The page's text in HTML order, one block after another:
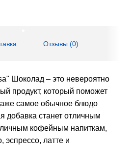
Отзывы (0)
Шоколад – это невероятно
продукт, который поможет
самое обычное блюдо
добавка станет отличным
кофейным напиткам,
эспрессо, латте и